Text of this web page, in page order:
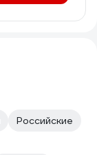
Российские